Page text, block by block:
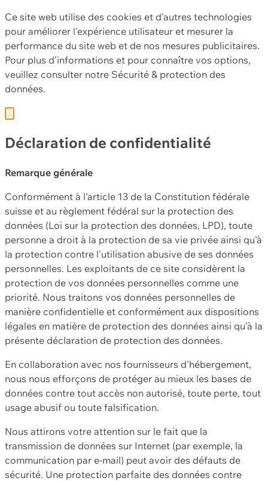
Ce site web utilise des cookies et d'autres technologies
pour améliorer l'expérience utilisateur et mesurer la
performance du site web et de nos mesures publicitaires.
Pour plus d'informations et pour connaître vos options,
veuillez consulter notre Sécurité & protection des
données.
Déclaration de confidentialité
Remarque générale
Conformément à l'article 13 de la Constitution fédérale
suisse et au règlement fédéral sur la protection des
données (Loi sur la protection des données, LPD), toute
personne a droit à la protection de sa vie privée ainsi qu'à
la protection contre l'utilisation abusive de ses données
personnelles. Les exploitants de ce site considèrent la
protection de vos données personnelles comme une
priorité. Nous traitons vos données personnelles de
manière confidentielle et conformément aux dispositions
légales en matière de protection des données ainsi qu'à la
présente déclaration de protection des données.
En collaboration avec nos fournisseurs d'hébergement,
nous nous efforçons de protéger au mieux les bases de
données contre tout accès non autorisé, toute perte, tout
usage abusif ou toute falsification.
Nous attirons votre attention sur le fait que la
transmission de données sur Internet (par exemple, la
communication par e-mail) peut avoir des défauts de
sécurité. Une protection parfaite des données contre